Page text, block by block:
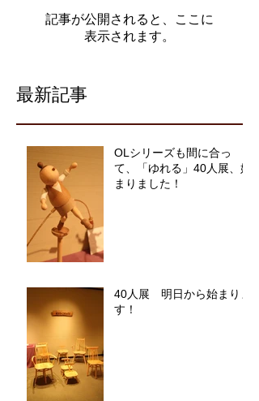
最新記事
記事が公開されると、ここに
表示されます。
OLシリーズも間に合っ
て、「ゆれる」40人展、始
まりました！
40人展 明日から始まりま
す！